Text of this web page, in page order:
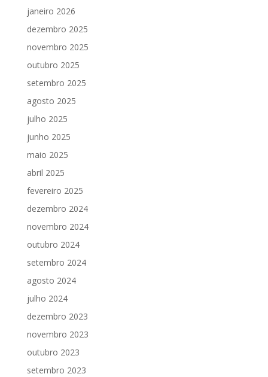
janeiro 2026
dezembro 2025
novembro 2025
outubro 2025
setembro 2025
agosto 2025
julho 2025
junho 2025
maio 2025
abril 2025
fevereiro 2025
dezembro 2024
novembro 2024
outubro 2024
setembro 2024
agosto 2024
julho 2024
dezembro 2023
novembro 2023
outubro 2023
setembro 2023